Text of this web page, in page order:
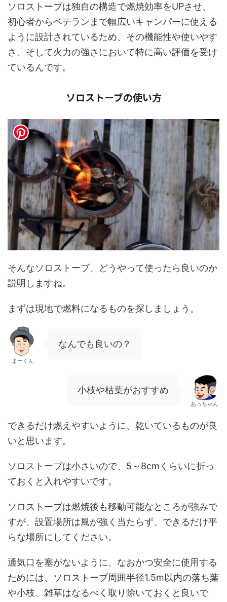
ソロストーブは独自の構造で燃焼効率をUPさせ、
初心者からベテランまで幅広いキャンパーに使える
ように設計されているため、その機能性や使いやす
さ、そして火力の強さにおいて特に高い評価を受け
ているんです。
ソロストーブの使い方
そんなソロストーブ、どうやって使ったら良いのか
説明しますね。
まずは現地で燃料になるものを探しましょう。
まーくん
なんでも良いの？
小枝や枯葉がおすすめ
あっちゃん
できるだけ燃えやすいように、乾いているものが良
いと思います。
ソロストーブは小さいので、5～8cmくらいに折っ
ておくと入れやすいです。
ソロストーブは燃焼後も移動可能なところが強みで
すが、設置場所は風が強く当たらず、できるだけ平
らな場所にしてください。
通気口を塞がないように、なおかつ安全に使用する
ためには、ソロストーブ周囲半径1.5m以内の落ち葉
や小枝、雑草はなるべく取り除いておくと良いで